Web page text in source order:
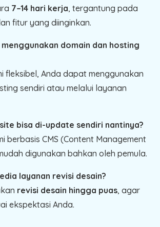
7–14 hari kerja, tergantung pada
fitur yang diinginkan.
menggunakan domain dan hosting
fleksibel, Anda dapat menggunakan
sendiri atau melalui layanan
bisa di-update sendiri nantinya?
berbasis CMS (Content Management
digunakan bahkan oleh pemula.
layanan revisi desain?
revisi desain hingga puas, agar
ekspektasi Anda.